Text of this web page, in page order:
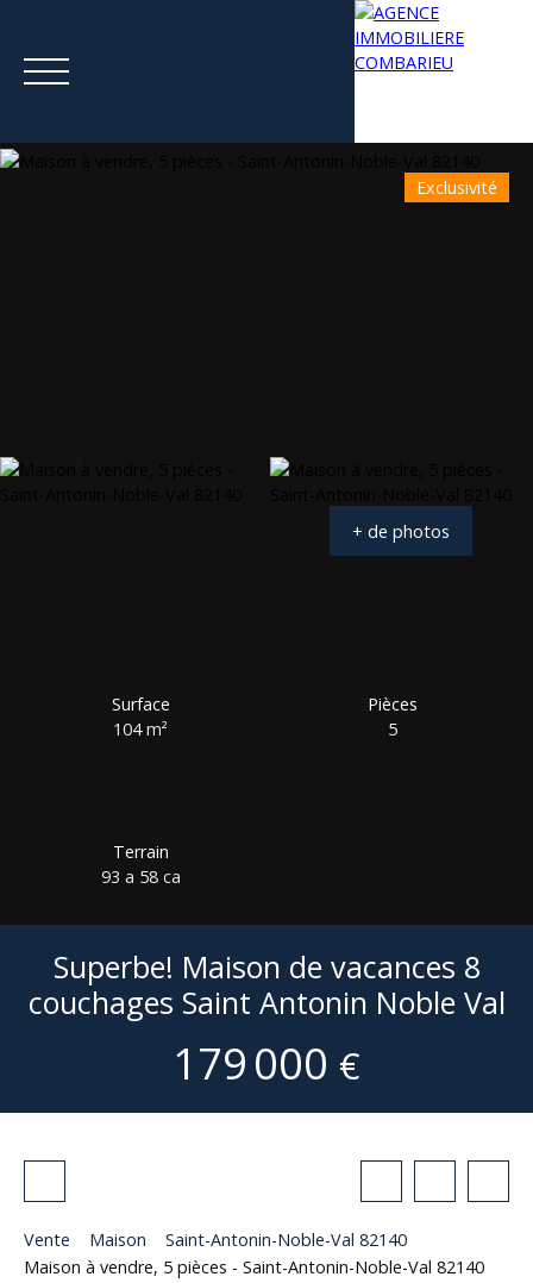
Exclusivité
+ de photos
Surface
104m²
Pièces
5
Terrain
93 a 58 ca
Superbe! Maison de vacances 8
couchages Saint Antonin Noble Val
179 000 €
Vente Maison
Saint-Antonin-Noble-Val 82140
Maison à vendre, 5 pièces - Saint-Antonin-Noble-Val 82140